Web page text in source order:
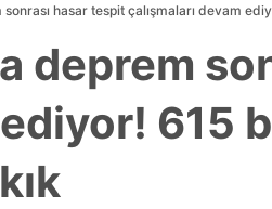
sonrası hasar tespit çalışmaları devam
deprem
615